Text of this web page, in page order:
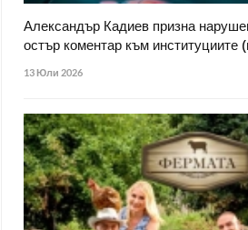
Александър Кадиев призна
остър коментар към институциите
13 Юли 2026